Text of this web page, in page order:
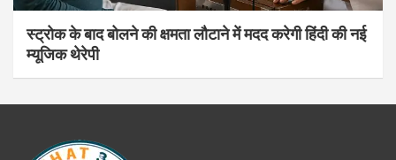
स्ट्रोक के बाद बोलने की क्षमता लौटाने में मदद करेगी हिंदी की नई
म्यूजिक थेरेपी